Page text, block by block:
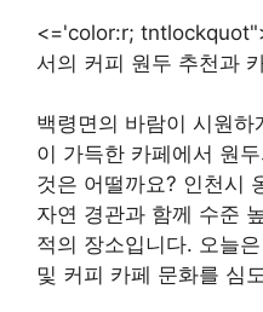
<='color:r;
서의 커피 원두 추천과
백령면의 바람이 시원
이 가득한 카페에서 원
것은 어떨까요? 인천시
자연 경관과 함께 수준
적의 장소입니다. 오늘
및 커피 카페 문화를 심